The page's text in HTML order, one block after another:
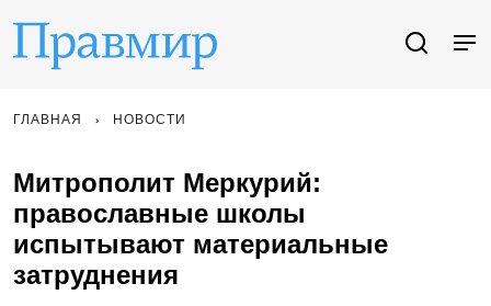
ГЛАВНАЯ НОВОСТИ
Митрополит Меркурий:
православные школы
испытывают материальные
затруднения